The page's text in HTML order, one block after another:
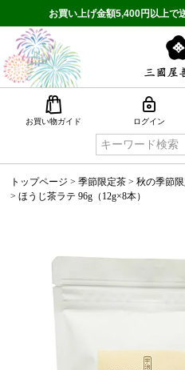
お買い上げ金額5,400円以上で
お買い物ガイド ログイン
トップページ 季節限定茶 秋の季節
ほうじ茶ラテ 96g（12g×8本）